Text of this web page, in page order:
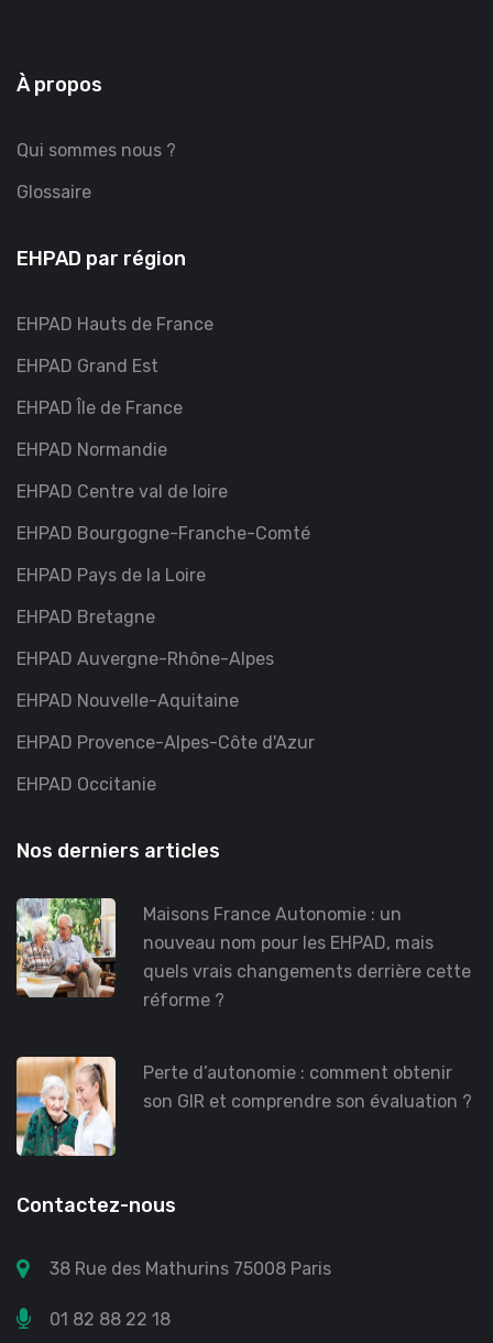
À propos
Qui sommes nous ?
Glossaire
EHPAD par région
EHPAD Hauts de France
EHPAD Grand Est
EHPAD Île de France
EHPAD Normandie
EHPAD Centre val de loire
EHPAD Bourgogne-Franche-Comté
EHPAD Pays de la Loire
EHPAD Bretagne
EHPAD Auvergne-Rhône-Alpes
EHPAD Nouvelle-Aquitaine
EHPAD Provence-Alpes-Côte d'Azur
EHPAD Occitanie
Nos derniers articles
Maisons France Autonomie : un
nouveau nom pour les EHPAD, mais
quels vrais changements derrière cette
réforme ?
Perte d’autonomie : comment obtenir
son GIR et comprendre son évaluation ?
Contactez-nous
38 Rue des Mathurins 75008 Paris
01 82 88 22 18